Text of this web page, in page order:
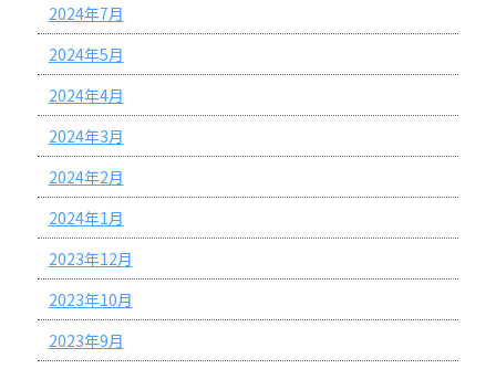
2024年7月
2024年5月
2024年4月
2024年3月
2024年2月
2024年1月
2023年12月
2023年10月
2023年9月